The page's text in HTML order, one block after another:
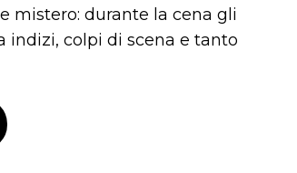
mistero: durante la cena gli
indizi, colpi di scena e tanto